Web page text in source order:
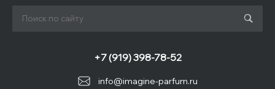
info@imagine-parfum.ru
+7 (919) 398-78-52